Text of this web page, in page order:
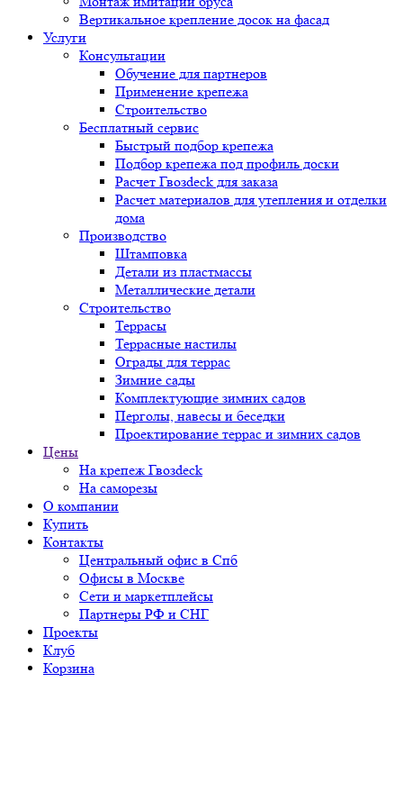
Вертикальное крепление досок на фасад
Услуги
Консультации
Обучение для партнеров
Применение крепежа
Строительство
Бесплатный сервис
Быстрый подбор крепежа
Подбор крепежа под профиль доски
Расчет Гвозdeck для заказа
Расчет материалов для утепления и отделки
дома
Производство
Штамповка
Детали из пластмассы
Металлические детали
Строительство
Террасы
Террасные настилы
Ограды для террас
Зимние сады
Комплектующие зимних садов
Перголы, навесы и беседки
Проектирование террас и зимних садов
Цены
На крепеж Гвозdeck
На саморезы
О компании
Купить
Контакты
Центральный офис в Спб
Офисы в Москве
Сети и маркетплейсы
Партнеры РФ и СНГ
Проекты
Клуб
Корзина